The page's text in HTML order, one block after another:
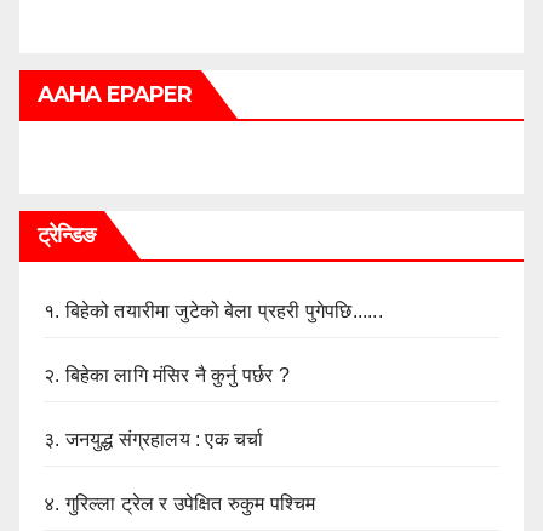
AAHA EPAPER
ट्रेन्डिङ
१.बिहेको तयारीमा जुटेको बेला प्रहरी पुगेपछि......
२.बिहेका लागि मंसिर नै कुर्नु पर्छर ?
३.जनयुद्ध संग्रहालय : एक चर्चा
४.गुरिल्ला ट्रेल र उपेक्षित रुकुम पश्चिम